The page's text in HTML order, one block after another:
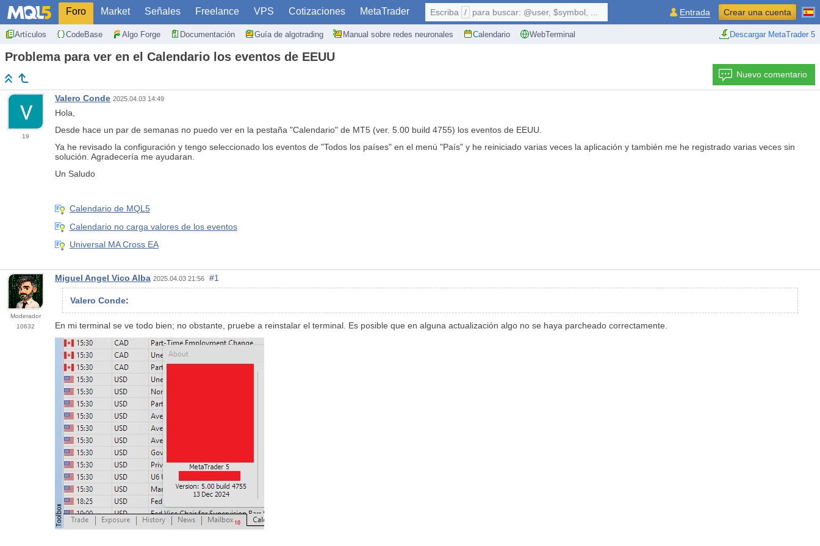
Foro Market Señales Freelance VPS Cotizaciones MetaTrader
Artículos CodeBase Algo Forge Documentación Guía de algotrading Manual sobre redes neuronales Calendario WebTerminal Descargar MetaTrader 5
Escriba / para buscar: @user, $symbol, ... Entrada Crear una cuenta
Problema para ver en el Calendario los eventos de EEUU
Nuevo comentario
19
Valero Conde 2025.04.03 14:49
Hola,
Desde hace un par de semanas no puedo ver en la pestaña "Calendario" de MT5 (ver. 5.00 build 4755) los eventos de EEUU.
Ya he revisado la configuración y tengo seleccionado los eventos de "Todos los países" en el menú "País" y he reiniciado varias veces la aplicación y también me he registrado varias veces sin
solución. Agradecería me ayudaran.
Un Saludo
Calendario de MQL5
Calendario no carga valores de los eventos
Universal MA Cross EA
Moderador
10632
Miguel Angel Vico Alba 2025.04.03 21:56 #1
Valero Conde:
En mi terminal se ve todo bien; no obstante, pruebe a reinstalar el terminal. Es posible que en alguna actualización algo no se haya parcheado correctamente.